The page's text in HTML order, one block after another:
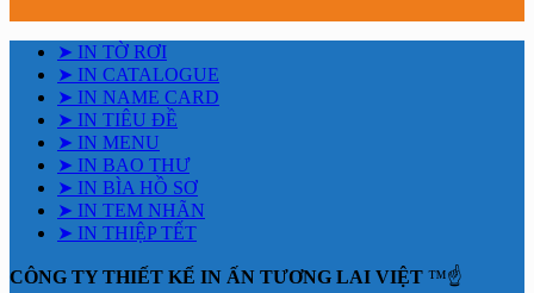
➤ IN TỜ RƠI
➤ IN CATALOGUE
➤ IN NAME CARD
➤ IN TIÊU ĐỀ
➤ IN MENU
➤ IN BAO THƯ
➤ IN BÌA HỒ SƠ
➤ IN TEM NHÃN
➤ IN THIỆP TẾT
CÔNG TY THIẾT KẾ IN ẤN TƯƠNG LAI VIỆT ™☝️